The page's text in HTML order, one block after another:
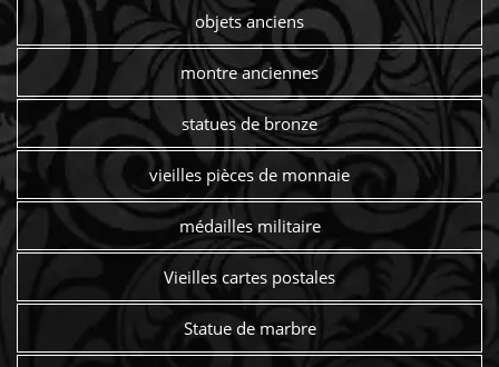
objets anciens
montre anciennes
statues de bronze
vieilles pièces de monnaie
médailles militaire
Vieilles cartes postales
Statue de marbre